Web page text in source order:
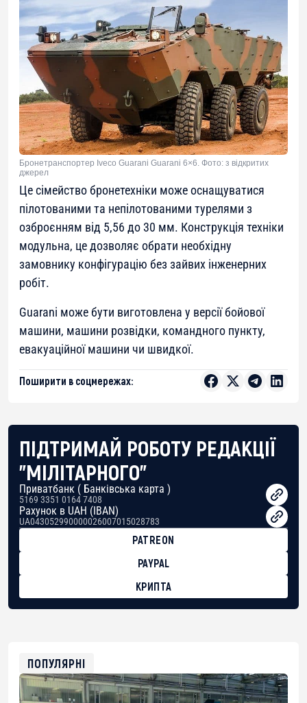
Бронетранспортер Iveco Guarani Guarani 6×6. Фото: з відкритих
джерел
Це сімейство бронетехніки може оснащуватися
пілотованими та непілотованими турелями з
озброєнням від 5,56 до 30 мм. Конструкція техніки
модульна, це дозволяє обрати необхідну
замовнику конфігурацію без зайвих інженерних
робіт.
Guarani може бути виготовлена у версії бойової
машини, машини розвідки, командного пункту,
евакуаційної машини чи швидкої.
Поширити в соцмережах:
ПІДТРИМАЙ РОБОТУ РЕДАКЦІЇ
"МІЛІТАРНОГО"
Приватбанк ( Банківська карта )
5169 3351 0164 7408
Рахунок в UAH (IBAN)
UA043052990000026007015028783
PATREON
PAYPAL
КРИПТА
0xfD02863D3289416fcF50975c9DFda13623f97758
ПОПУЛЯРНІ